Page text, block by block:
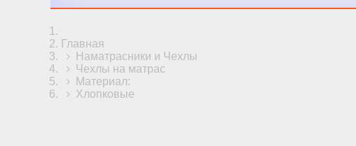
Главная
Наматрасники и Чехлы
Чехлы на матрас
Материал:
Хлопковые